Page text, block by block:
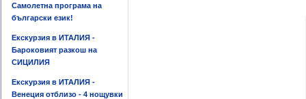
Самолетна програма на
български език!
Екскурзия в ИТАЛИЯ -
Бароковият разкош на
СИЦИЛИЯ
Екскурзия в ИТАЛИЯ -
Венеция отблизо - 4 нощувки